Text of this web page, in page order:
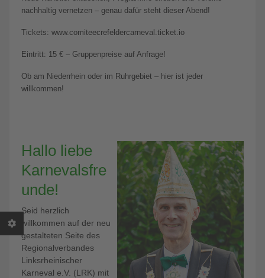
nachhaltig vernetzen – genau dafür steht dieser Abend!
Tickets: www.comiteecrefeldercarneval.ticket.io
Eintritt: 15 € – Gruppenpreise auf Anfrage!
Ob am Niederrhein oder im Ruhrgebiet – hier ist jeder
willkommen!
Hallo liebe
Karnevalsfre
unde!
Seid herzlich
willkommen auf der neu
gestalteten Seite des
Regionalverbandes
Linksrheinischer
Karneval e.V. (LRK) mit